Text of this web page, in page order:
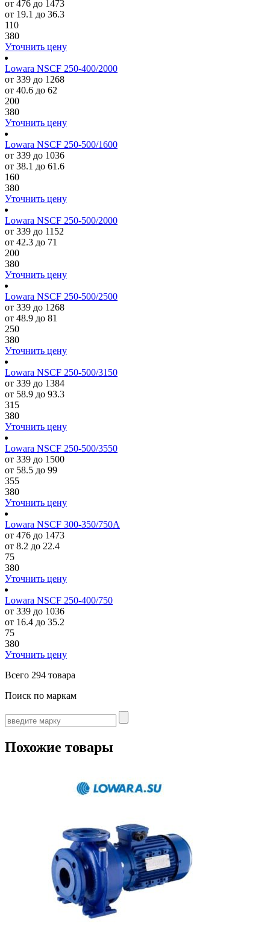
от 476 до 1473
от 19.1 до 36.3
110
380
Уточнить цену
Lowara NSCF 250-400/2000
от 339 до 1268
от 40.6 до 62
200
380
Уточнить цену
Lowara NSCF 250-500/1600
от 339 до 1036
от 38.1 до 61.6
160
380
Уточнить цену
Lowara NSCF 250-500/2000
от 339 до 1152
от 42.3 до 71
200
380
Уточнить цену
Lowara NSCF 250-500/2500
от 339 до 1268
от 48.9 до 81
250
380
Уточнить цену
Lowara NSCF 250-500/3150
от 339 до 1384
от 58.9 до 93.3
315
380
Уточнить цену
Lowara NSCF 250-500/3550
от 339 до 1500
от 58.5 до 99
355
380
Уточнить цену
Lowara NSCF 300-350/750A
от 476 до 1473
от 8.2 до 22.4
75
380
Уточнить цену
Lowara NSCF 250-400/750
от 339 до 1036
от 16.4 до 35.2
75
380
Уточнить цену
Всего 294 товара
Поиск по маркам
Похожие товары